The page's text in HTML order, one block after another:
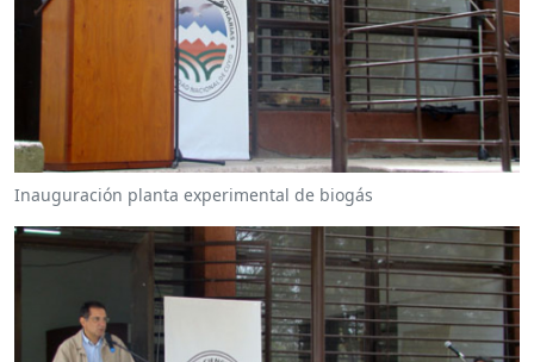
Inauguración planta experimental de biogás